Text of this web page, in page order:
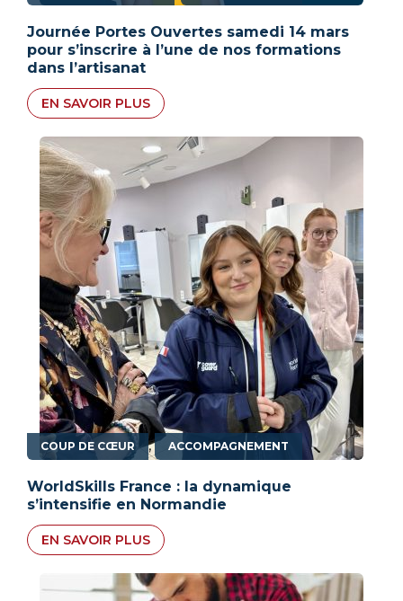
Journée Portes Ouvertes samedi 14 mars
pour s’inscrire à l’une de nos formations
dans l’artisanat
EN SAVOIR PLUS
COUP DE CŒUR , ACCOMPAGNEMENT
WorldSkills France : la dynamique
s’intensifie en Normandie
EN SAVOIR PLUS